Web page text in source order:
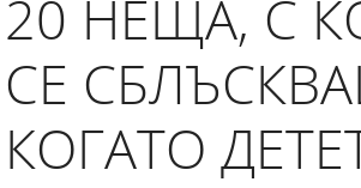
20 НЕЩА, С
СЕ
КОГАТО